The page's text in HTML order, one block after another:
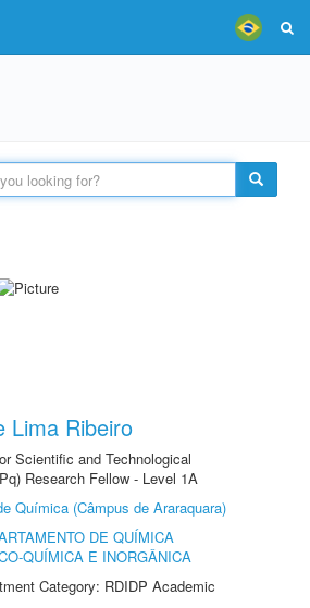
Lima Ribeiro
Scientific and Technological
Research Fellow - Level 1A
Química (Câmpus de Araraquara)
DE QUÍMICA
QUÍMICA E INORGÂNICA
Category: RDIDP Academic